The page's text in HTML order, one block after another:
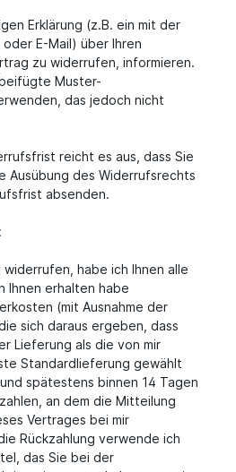
Erklärung (z.B. ein mit der
E-Mail) über Ihren
zu widerrufen, informieren.
Muster-
das jedoch nicht
reicht es aus, dass Sie
Ausübung des Widerrufsrechts
absenden.
habe ich Ihnen alle
Ihnen erhalten habe
(mit Ausnahme der
sich daraus ergeben, dass
Lieferung als die von mir
Standardlieferung gewählt
spätestens binnen 14 Tagen
an dem die Mitteilung
Vertrages bei mir
Rückzahlung verwende ich
das Sie bei der